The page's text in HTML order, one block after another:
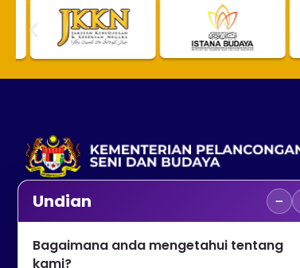
No. 2, Menara 1, Jalan P5/6, Presint 5,
+603 8000 8000
Undian −
Bagaimana anda mengetahui tentang
kami?